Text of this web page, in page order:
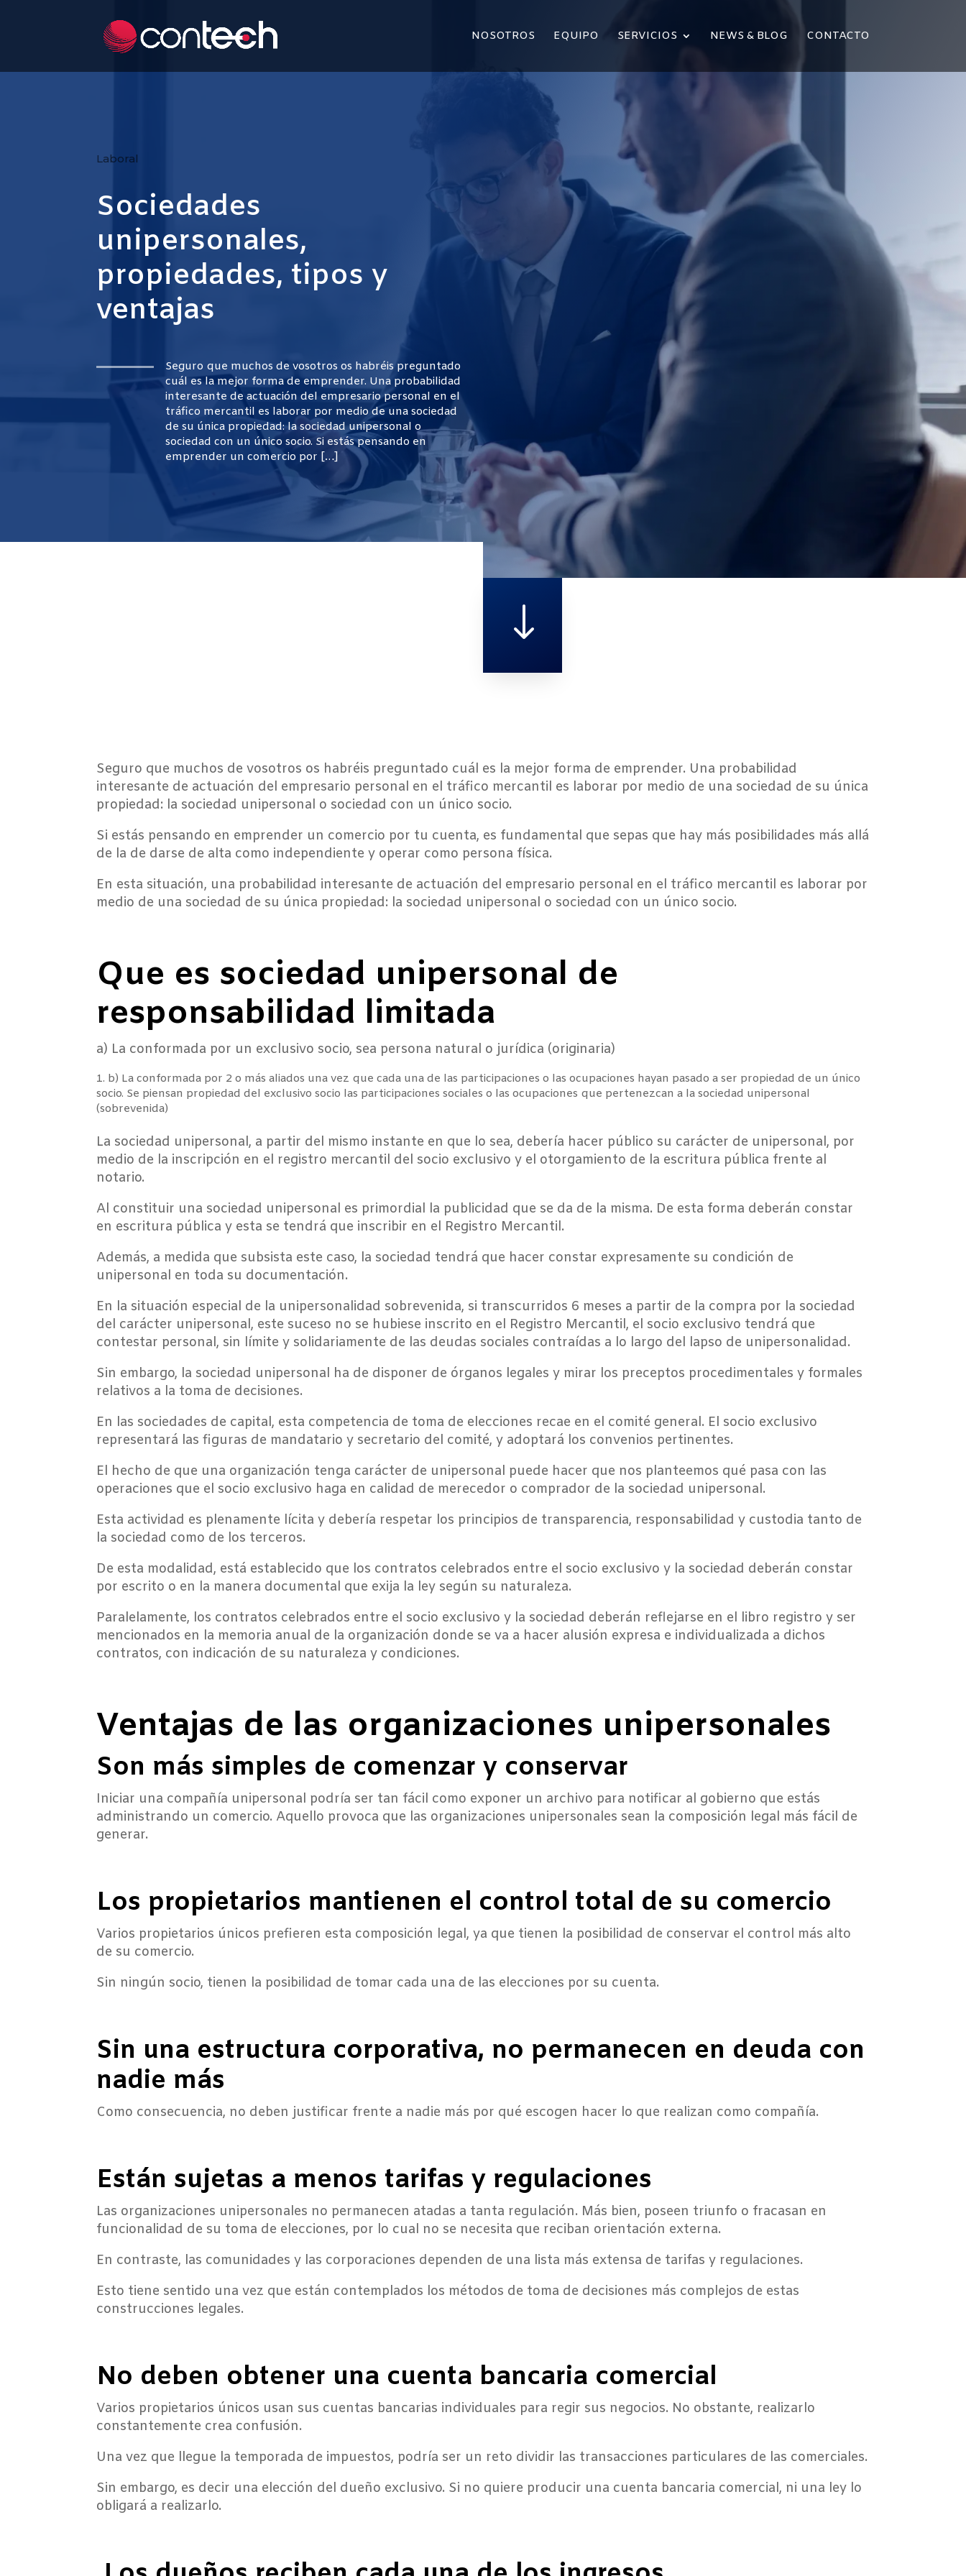
NOSOTROS EQUIPO SERVICIOS NEWS & BLOG CONTACTO
Laboral
Sociedades
unipersonales,
propiedades, tipos y
ventajas
Seguro que muchos de vosotros os habréis preguntado
cuál es la mejor forma de emprender. Una probabilidad
interesante de actuación del empresario personal en el
tráfico mercantil es laborar por medio de una sociedad
de su única propiedad: la sociedad unipersonal o
sociedad con un único socio. Si estás pensando en
emprender un comercio por […]
"
Seguro que muchos de vosotros os habréis preguntado cuál es la mejor forma de emprender. Una probabilidad
interesante de actuación del empresario personal en el tráfico mercantil es laborar por medio de una sociedad de su única
propiedad: la sociedad unipersonal o sociedad con un único socio.
Si estás pensando en emprender un comercio por tu cuenta, es fundamental que sepas que hay más posibilidades más allá
de la de darse de alta como independiente y operar como persona física.
En esta situación, una probabilidad interesante de actuación del empresario personal en el tráfico mercantil es laborar por
medio de una sociedad de su única propiedad: la sociedad unipersonal o sociedad con un único socio.
Que es sociedad unipersonal de
responsabilidad limitada
a) La conformada por un exclusivo socio, sea persona natural o jurídica (originaria)
b) La conformada por 2 o más aliados una vez que cada una de las participaciones o las ocupaciones hayan pasado a ser propiedad de un único
socio. Se piensan propiedad del exclusivo socio las participaciones sociales o las ocupaciones que pertenezcan a la sociedad unipersonal
(sobrevenida)
La sociedad unipersonal, a partir del mismo instante en que lo sea, debería hacer público su carácter de unipersonal, por
medio de la inscripción en el registro mercantil del socio exclusivo y el otorgamiento de la escritura pública frente al
notario.
Al constituir una sociedad unipersonal es primordial la publicidad que se da de la misma. De esta forma deberán constar
en escritura pública y esta se tendrá que inscribir en el Registro Mercantil.
Además, a medida que subsista este caso, la sociedad tendrá que hacer constar expresamente su condición de
unipersonal en toda su documentación.
En la situación especial de la unipersonalidad sobrevenida, si transcurridos 6 meses a partir de la compra por la sociedad
del carácter unipersonal, este suceso no se hubiese inscrito en el Registro Mercantil, el socio exclusivo tendrá que
contestar personal, sin límite y solidariamente de las deudas sociales contraídas a lo largo del lapso de unipersonalidad.
Sin embargo, la sociedad unipersonal ha de disponer de órganos legales y mirar los preceptos procedimentales y formales
relativos a la toma de decisiones.
En las sociedades de capital, esta competencia de toma de elecciones recae en el comité general. El socio exclusivo
representará las figuras de mandatario y secretario del comité, y adoptará los convenios pertinentes.
El hecho de que una organización tenga carácter de unipersonal puede hacer que nos planteemos qué pasa con las
operaciones que el socio exclusivo haga en calidad de merecedor o comprador de la sociedad unipersonal.
Esta actividad es plenamente lícita y debería respetar los principios de transparencia, responsabilidad y custodia tanto de
la sociedad como de los terceros.
De esta modalidad, está establecido que los contratos celebrados entre el socio exclusivo y la sociedad deberán constar
por escrito o en la manera documental que exija la ley según su naturaleza.
Paralelamente, los contratos celebrados entre el socio exclusivo y la sociedad deberán reflejarse en el libro registro y ser
mencionados en la memoria anual de la organización donde se va a hacer alusión expresa e individualizada a dichos
contratos, con indicación de su naturaleza y condiciones.
Ventajas de las organizaciones unipersonales
Son más simples de comenzar y conservar
Iniciar una compañía unipersonal podría ser tan fácil como exponer un archivo para notificar al gobierno que estás
administrando un comercio. Aquello provoca que las organizaciones unipersonales sean la composición legal más fácil de
generar.
Los propietarios mantienen el control total de su comercio
Varios propietarios únicos prefieren esta composición legal, ya que tienen la posibilidad de conservar el control más alto
de su comercio.
Sin ningún socio, tienen la posibilidad de tomar cada una de las elecciones por su cuenta.
Sin una estructura corporativa, no permanecen en deuda con
nadie más
Como consecuencia, no deben justificar frente a nadie más por qué escogen hacer lo que realizan como compañía.
Están sujetas a menos tarifas y regulaciones
Las organizaciones unipersonales no permanecen atadas a tanta regulación. Más bien, poseen triunfo o fracasan en
funcionalidad de su toma de elecciones, por lo cual no se necesita que reciban orientación externa.
En contraste, las comunidades y las corporaciones dependen de una lista más extensa de tarifas y regulaciones.
Esto tiene sentido una vez que están contemplados los métodos de toma de decisiones más complejos de estas
construcciones legales.
No deben obtener una cuenta bancaria comercial
Varios propietarios únicos usan sus cuentas bancarias individuales para regir sus negocios. No obstante, realizarlo
constantemente crea confusión.
Una vez que llegue la temporada de impuestos, podría ser un reto dividir las transacciones particulares de las comerciales.
Sin embargo, es decir una elección del dueño exclusivo. Si no quiere producir una cuenta bancaria comercial, ni una ley lo
obligará a realizarlo.